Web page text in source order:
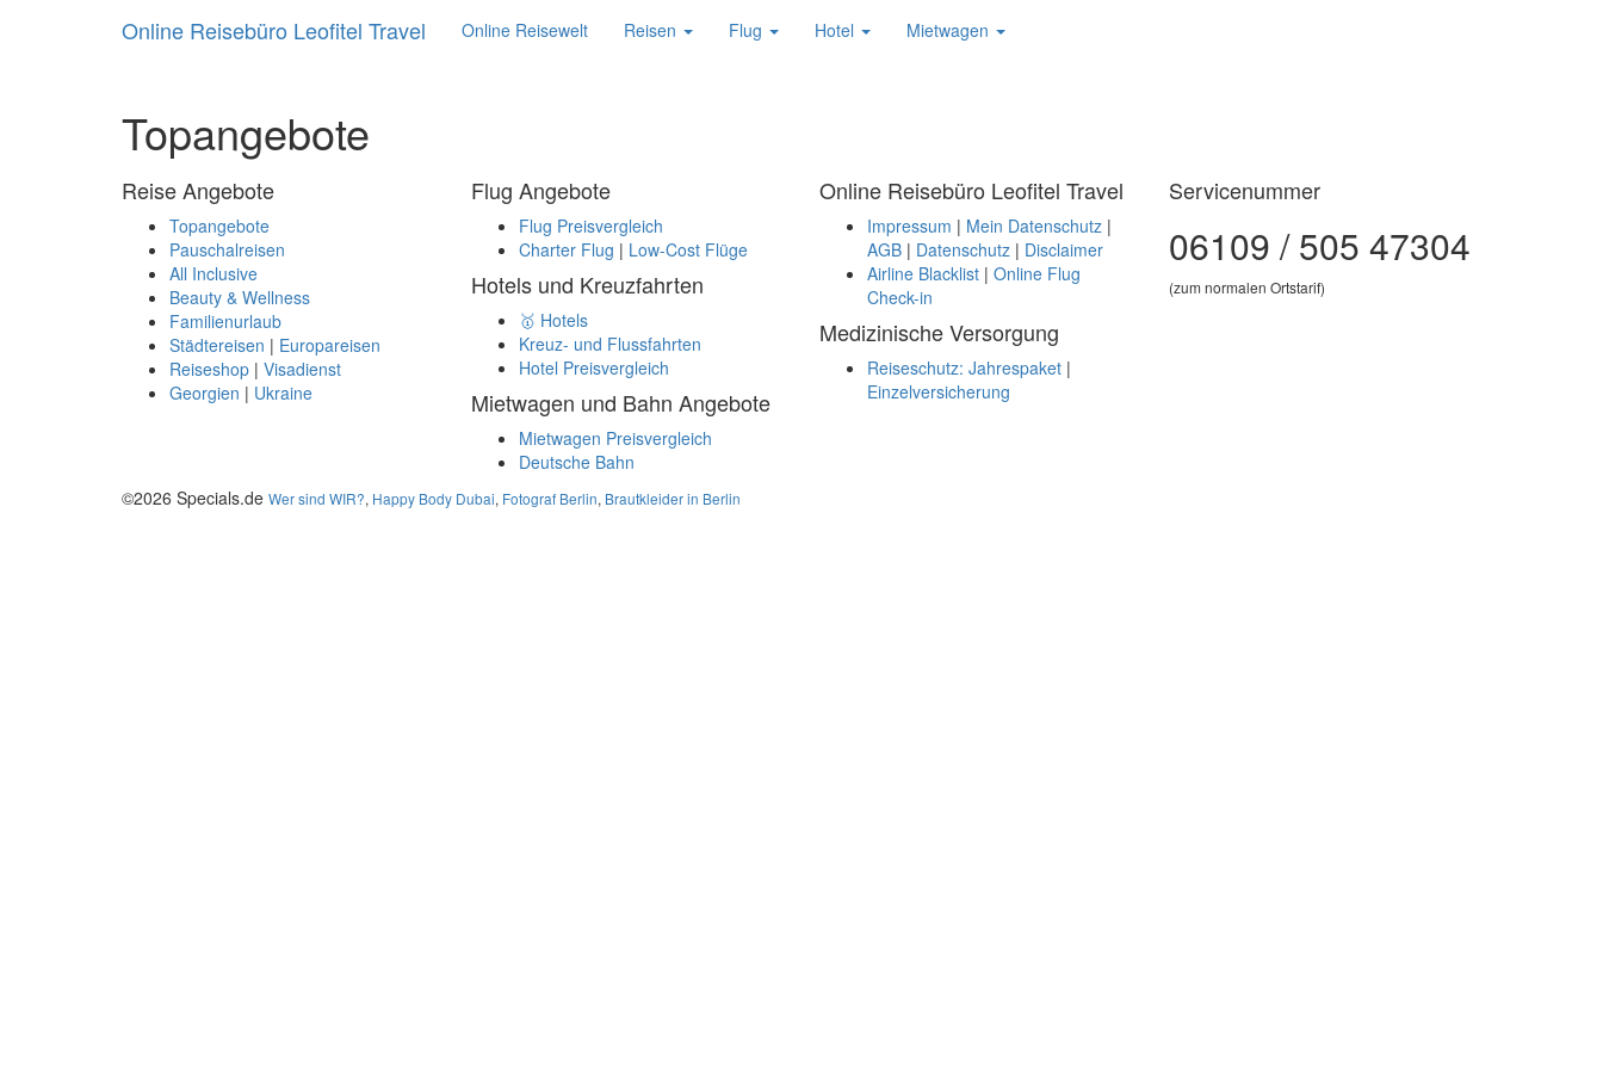
Online Reisebüro Leofitel Travel Online Reisewelt Reisen Flug Hotel Mietwagen
Topangebote
Reise Angebote
Topangebote
Pauschalreisen
All Inclusive
Beauty & Wellness
Familienurlaub
Städtereisen | Europareisen
Reiseshop | Visadienst
Georgien | Ukraine
Flug Angebote
Flug Preisvergleich
Charter Flug | Low-Cost Flüge
Hotels und Kreuzfahrten
🥇 Hotels
Kreuz- und Flussfahrten
Hotel Preisvergleich
Mietwagen und Bahn Angebote
Mietwagen Preisvergleich
Deutsche Bahn
Online Reisebüro Leofitel Travel
Impressum | Mein Datenschutz |
AGB | Datenschutz | Disclaimer
Airline Blacklist | Online Flug
Check-in
Medizinische Versorgung
Reiseschutz: Jahrespaket |
Einzelversicherung
Servicenummer
06109 / 505 47304
(zum normalen Ortstarif)
©2026 Specials.de Wer sind WIR?, Happy Body Dubai, Fotograf Berlin, Brautkleider in Berlin